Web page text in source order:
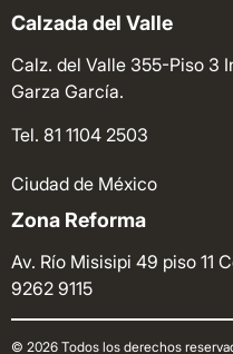
Calzada del Valle
Calz. del Valle 355-Piso 3
Garza García.
Tel. 81 1104 2503
Ciudad de México
Zona Reforma
Av. Río Misisipi 49 piso 11
9262 9115
© 2026 Todos los derechos